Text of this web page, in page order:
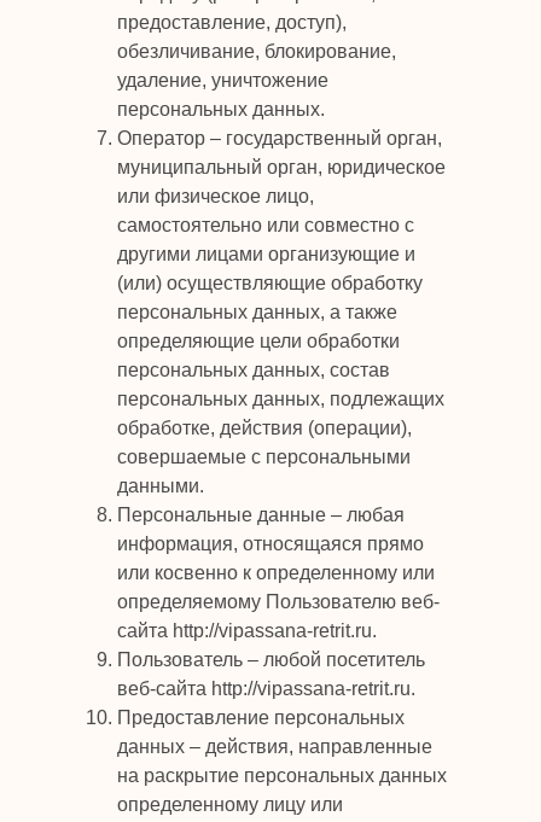
предоставление, доступ),
обезличивание, блокирование,
удаление, уничтожение
персональных данных.
Оператор – государственный орган,
муниципальный орган, юридическое
или физическое лицо,
самостоятельно или совместно с
другими лицами организующие и
(или) осуществляющие обработку
персональных данных, а также
определяющие цели обработки
персональных данных, состав
персональных данных, подлежащих
обработке, действия (операции),
совершаемые с персональными
данными.
Персональные данные – любая
информация, относящаяся прямо
или косвенно к определенному или
определяемому Пользователю веб-
сайта http://vipassana-retrit.ru.
Пользователь – любой посетитель
веб-сайта http://vipassana-retrit.ru.
Предоставление персональных
данных – действия, направленные
на раскрытие персональных данных
определенному лицу или